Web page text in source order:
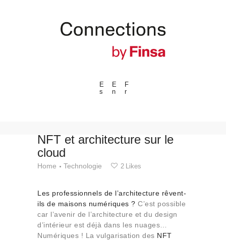
E
s
E
n
F
r
---ENLACES---
Événements
Espaces
Matériels
Connexion avec
Collaborations
Qui sommes-nous
NFT et architecture sur le
cloud
Home Technologie 2 Likes
Les professionnels de l’architecture rêvent-
ils de maisons numériques ? C’est possible
car l’avenir de l’architecture et du design
d’intérieur est déjà dans les nuages…
Numériques ! La vulgarisation des NFT